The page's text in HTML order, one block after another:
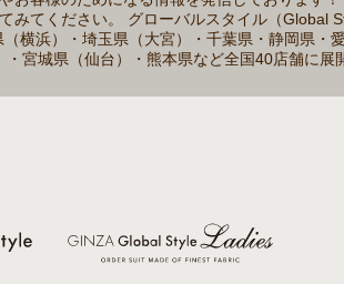
てください。 グローバルスタイル（Global
横浜）・埼玉県（大宮）・千葉県・静岡県・
宮城県（仙台）・熊本県など全国40店舗に展